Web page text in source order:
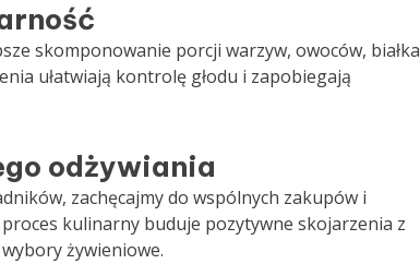
skomponowanie porcji warzyw, owoców, białka
ułatwiają kontrolę głodu i zapobiegają
odżywiania
zachęcajmy do wspólnych zakupów i
kulinarny buduje pozytywne skojarzenia z
żywieniowe.